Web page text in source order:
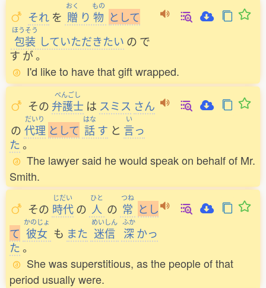
それ を
おく
贈 り
もの
物 と して
ほうそう
包装 していただきたい の で
す が。
I'd like to have that gift wrapped.
その
べんごし
弁護士 は スミス さん
の
だいり
代理 と して
はな
話す と
い
言っ
た。
The lawyer said he would speak on behalf of Mr.
Smith.
その
じだい
時代 の
ひと
人 の
つね
常 と し
て
かのじょ
彼女 も また
めいしん
迷信
ふか
深かっ
た。
She was superstitious, as the people of that
period usually were.